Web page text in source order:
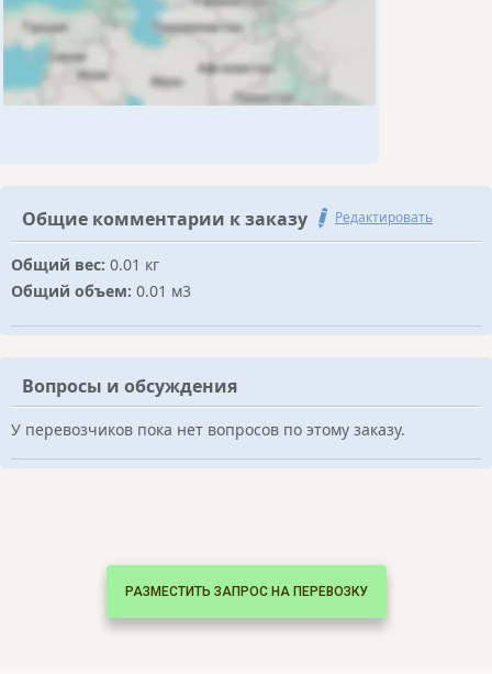
Общие комментарии к заказу Редактировать
Общий вес: 0.01 кг
Общий объем: 0.01 м3
Вопросы и обсуждения
У перевозчиков пока нет вопросов по этому заказу.
РАЗМЕСТИТЬ ЗАПРОС НА ПЕРЕВОЗКУ